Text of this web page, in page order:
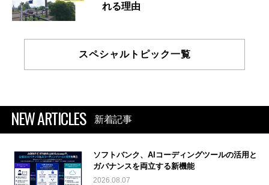
れる理由
スペシャルトピック一覧
NEW ARTICLES 新着記事
ソフトバンク、AIコーディングツールの活用と
ガバナンスを両立する新機能
2026.08.07